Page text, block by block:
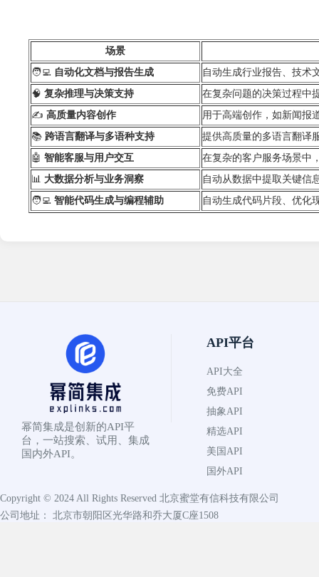
场景
🧑‍💻 自动化文档与报告生成
自动生成行业报告
🧠 复杂推理与决策支持
在复杂问题的决策过程中
✍️ 高质量内容创作
用于高端创作，如新闻报
📚 跨语言翻译与多语种支持
提供高质量的多语言翻译
🤖 智能客服与用户交互
在复杂的客户服务场景中
📊 大数据分析与业务洞察
自动从数据中提取关键信
🧑‍💻 智能代码生成与编程辅助 自动生成代码片段、优化
幂简集成是创新的API平
台，一站搜索、试用、集成
国内外API。
API平台
API大全
免费API
抽象API
精选API
美国API
国外API
Copyright © 2024 All Rights Reserved 北京蜜堂有信科技有限公司
公司地址： 北京市朝阳区光华路和乔大厦C座1508